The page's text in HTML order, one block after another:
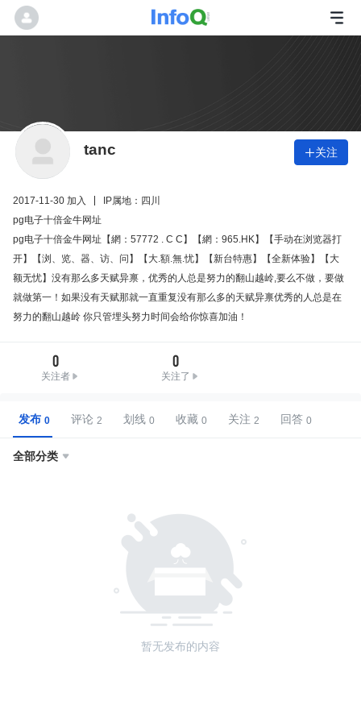
tanc 关注
2017-11-30 加入
IP属地：四川
pg电子十倍金牛网址
pg电子十倍金牛网址【網：57772 . C C】【網：965.HK】【手动在浏览器打
开】【浏、览、器、访、问】【大.額.無.忧】【新台特惠】【全新体验】【大
额无忧】没有那么多天赋异禀，优秀的人总是努力的翻山越岭,要么不做，要做
就做第一！如果没有天赋那就一直重复没有那么多的天赋异禀优秀的人总是在
努力的翻山越岭 你只管埋头努力时间会给你惊喜加油！
0
关注者
0
关注了
发布 评论 划线 收藏 关注 回答
全部分类 
暂无发布的内容